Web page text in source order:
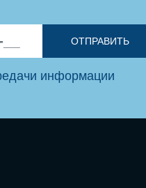
ОТПРАВИТЬ
информации